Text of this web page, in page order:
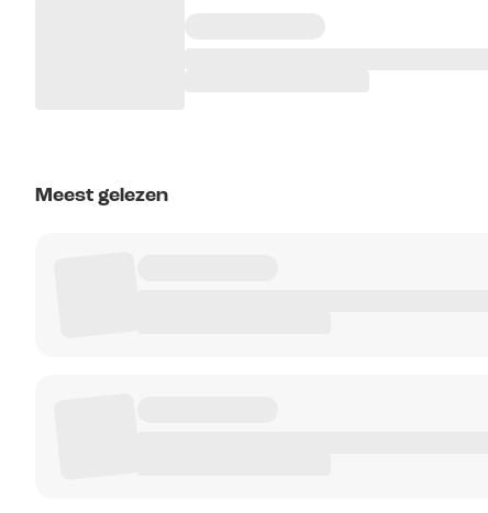
Meest gelezen